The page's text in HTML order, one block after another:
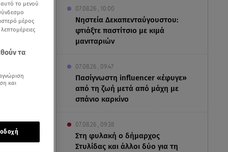
07.08.26 , 10:00
Νηστεία Δεκαπενταύγουστου:
φτιάξτε παστίτσιο με κιμά
μανιταριών
07.08.26 , 09:47
Πασίγνωστη influencer «έφυγε»
από τη ζωή μετά από μάχη με
σπάνιο καρκίνο
07.08.26 , 09:38
Στη φυλακή ο δήμαρχος
Στυλίδας και άλλοι δύο για τη
αυτό το μενού
μέρος
τα
και